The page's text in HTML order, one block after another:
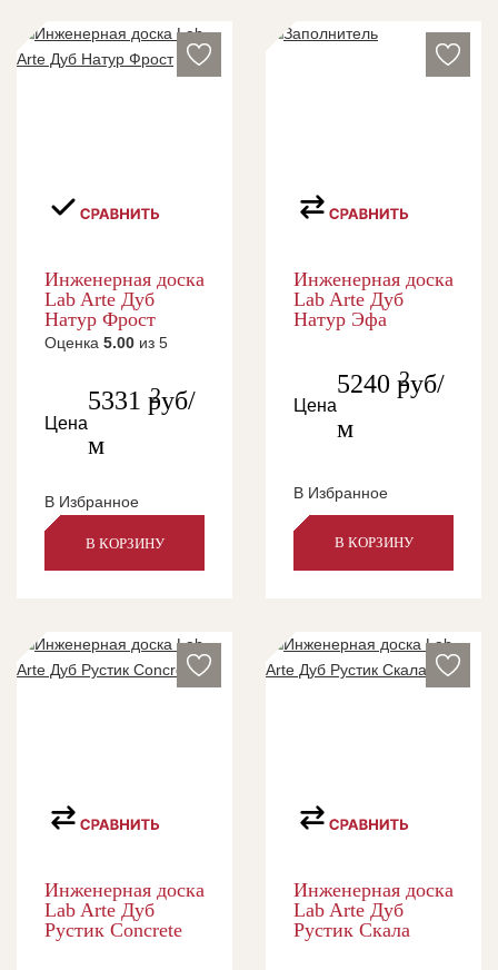
Инженерная доска
Lab Arte Дуб
Натур Фрост
Оценка 5.00 из 5
Цена
5331 руб/
м
2
В Избранное
В КОРЗИНУ
Инженерная доска
Lab Arte Дуб
Натур Эфа
Цена
5240 руб/
м
2
В Избранное
В КОРЗИНУ
Инженерная доска
Lab Arte Дуб
Рустик Concrete
Инженерная доска
Lab Arte Дуб
Рустик Скала